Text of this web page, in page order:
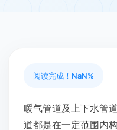
阅读完成！ NaN%
暖气管道及上下水管
道都是在一定范围内